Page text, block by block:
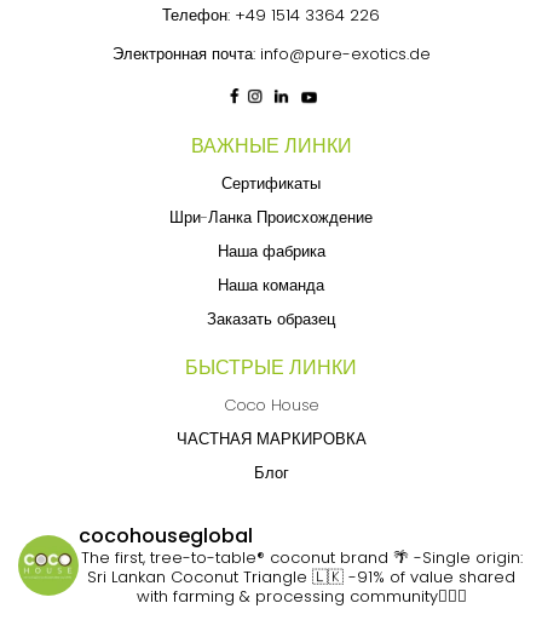
Телефон: +49 1514 3364 226
Электронная почта: info@pure-exotics.de
ВАЖНЫЕ ЛИНКИ
Сертификаты
Шри-Ланка Происхождение
Наша фабрика
Наша команда
Заказать образец
БЫСТРЫЕ ЛИНКИ
Coco House
ЧАСТНАЯ МАРКИРОВКА
Блог
cocohouseglobal
The first, tree-to-table® coconut brand 🌴 -Single origin:
Sri Lankan Coconut Triangle 🇱🇰 -91% of value shared
with farming & processing community👷🏽‍♀️